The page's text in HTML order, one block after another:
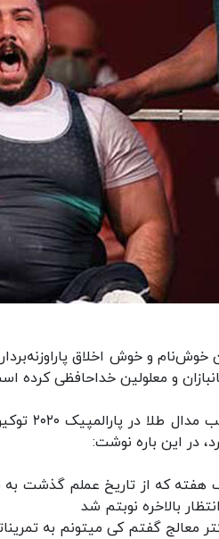
خوش‌نام و خوش اخلاق
و معلولین خداحافظی کرده
در این باره نوشت:
هفته که از تاریخ عملم گذشت
بالاخره نوبتم شد
معالج گفتم کی میتونم به